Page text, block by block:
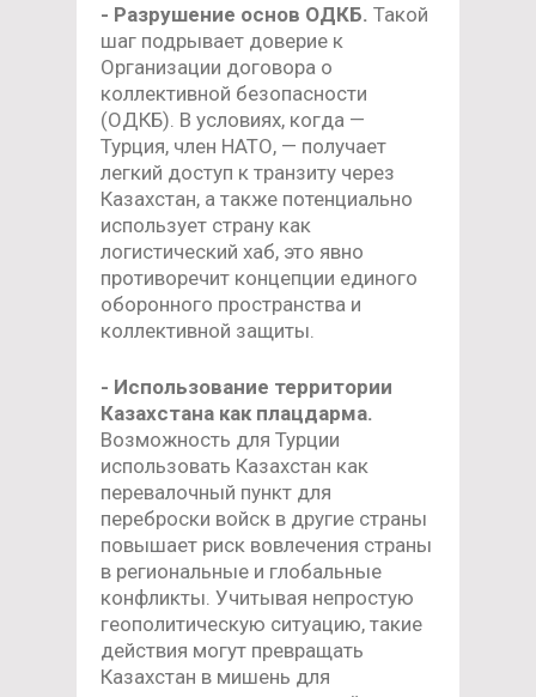
- Разрушение основ ОДКБ. Такой
шаг подрывает доверие к
Организации договора о
коллективной безопасности
(ОДКБ). В условиях, когда —
Турция, член НАТО, — получает
легкий доступ к транзиту через
Казахстан, а также потенциально
использует страну как
логистический хаб, это явно
противоречит концепции единого
оборонного пространства и
коллективной защиты.
- Использование территории
Казахстана как плацдарма.
Возможность для Турции
использовать Казахстан как
перевалочный пункт для
переброски войск в другие страны
повышает риск вовлечения страны
в региональные и глобальные
конфликты. Учитывая непростую
геополитическую ситуацию, такие
действия могут превращать
Казахстан в мишень для